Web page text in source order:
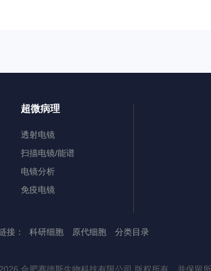
超微病理
透射电镜
扫描电镜/能谱
电镜分析
免疫电镜
接： 科研细胞 原代细胞 分类目录